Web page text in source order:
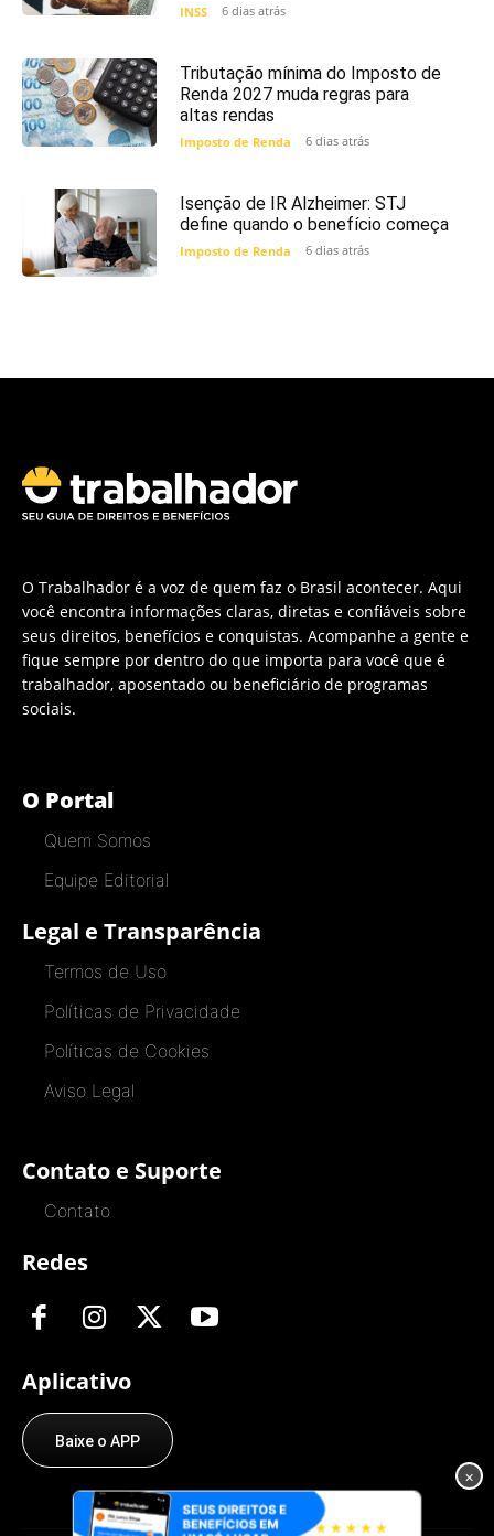
INSS 6 dias atrás
Tributação mínima do Imposto de
Renda 2027 muda regras para
altas rendas
Imposto de Renda 6 dias atrás
Isenção de IR Alzheimer: STJ
define quando o benefício começa
Imposto de Renda 6 dias atrás
O Trabalhador é a voz de quem faz o Brasil acontecer. Aqui
você encontra informações claras, diretas e confiáveis sobre
seus direitos, benefícios e conquistas. Acompanhe a gente e
fique sempre por dentro do que importa para você que é
trabalhador, aposentado ou beneficiário de programas
sociais.
O Portal
Quem Somos
Equipe Editorial
Legal e Transparência
Termos de Uso
Políticas de Privacidade
Políticas de Cookies
Aviso Legal
Contato e Suporte
Contato
Redes
Aplicativo
Baixe o APP
×